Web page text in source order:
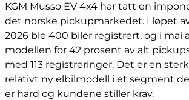
KGM Musso EV 4x4 har tatt en
det norske pickupmarkedet. I løpet
2026 ble 400 biler registrert, og i mai
modellen for 42 prosent av alt
med 113 registreringer. Det er en
relativt ny elbilmodell i et segment
er hard og kundene stiller krav.